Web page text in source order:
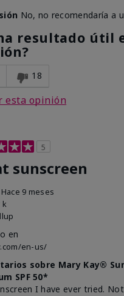
No, no recomendaría a
resultado útil
18
esta opinión
5
sunscreen
Hace 9 meses
k
en
en-us/
sobre Mary Kay®
SPF 50*
I have ever tried.